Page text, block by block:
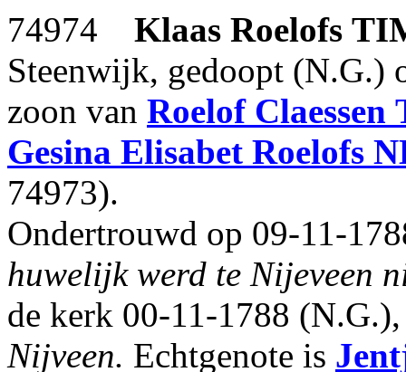
74974 Klaas Roelofs
Steenwijk, gedoopt (N.G.)
zoon van Roelof Claessen
Gesina Elisabet Roelofs
74973).
Ondertrouwd op 09-11-
huwelijk werd te Nijeveen
de kerk 00-11-1788
Nijveen. Echtgenote is